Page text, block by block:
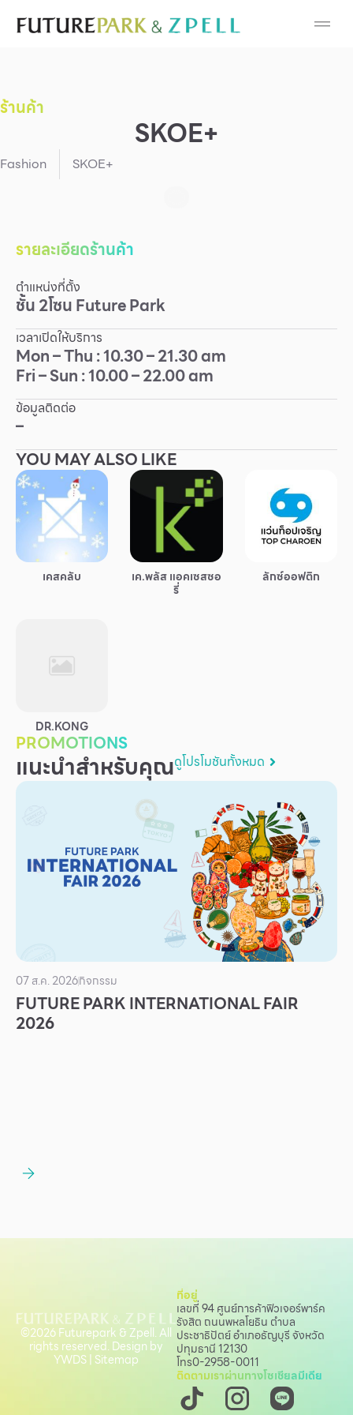
Cosmetic
Fashion
Food
Gold & Jewelry
IT
Mobile
Other
Service
Superstores
สมาชิก F-MEMBER
กิจกรรมและโปรโมชั่น
เพื่อสังคม
ฟิวเจอร์ซิตี้
ผู้เช่าพื้นที่
ร่วมงานกับเรา
สิทธิประโยชน์ที่ฟิวเจอร์พาร์ค
ร้านค้า
SKOE+
Fashion SKOE+
รายละเอียดร้านค้า
ตำแหน่งที่ตั้ง
ชั้น2โซนFuture Park
เวลาเปิดให้บริการ
Mon – Thu : 10.30 – 21.30 am
Fri – Sun : 10.00 – 22.00 am
ข้อมูลติดต่อ
–
YOU MAY ALSO LIKE
เคสคลับ เค.พลัส แอคเซสซอ
รี่
ลักซ์ออฟติก
DR.KONG
PROMOTIONS
แนะนำสำหรับคุณดูโปรโมชันทั้งหมด
07 ส.ค. 2026กิจกรรม
FUTURE PARK INTERNATIONAL FAIR
2026
ที่อยู่
เลขที่ 94 ศูนย์การค้าฟิวเจอร์พาร์ค
รังสิต ถนนพหลโยธิน ตำบล
ประชาธิปัตย์ อำเภอธัญบุรี จังหวัด
ปทุมธานี 12130
โทร0-2958-0011
ติดตามเราผ่านทางโซเชียลมีเดีย
©2026 Futurepark & Zpell. All
rights reserved. Design by
YWDS| Sitemap